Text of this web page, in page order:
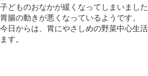
子どものおなかが緩くなってしまいました
胃腸の動きが悪くなっているようです。
今日からは、胃にやさしめの野菜中心生
ます。